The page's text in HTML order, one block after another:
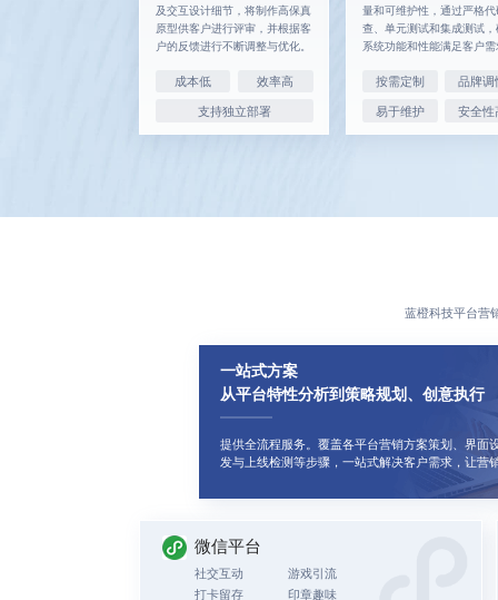
及交互设计细节，将制作高保真
原型供客户进行评审，并根据客
户的反馈进行不断调整与优化。
成本低 效率高
支持独立部署
量和可维护性，通过严格代
查、单元测试和集成测试，
系统功能和性能满足客户需
按需定制 品牌调
易于维护 安全性
蓝橙科技平台营
一站式方案
从平台特性分析到策略规划、创意执行
提供全流程服务。覆盖各平台营销方案策划、界面
发与上线检测等步骤，一站式解决客户需求，让营
微信平台
社交互动
游戏引流
打卡留存
印章趣味